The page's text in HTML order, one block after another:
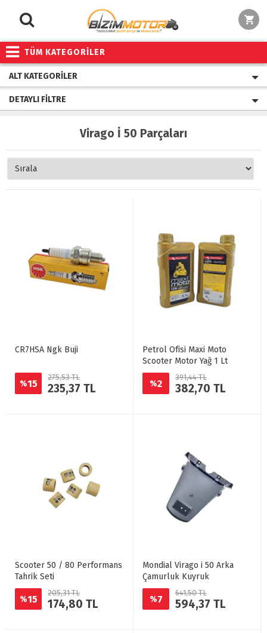
TÜM KATEGORİLER
ALT KATEGORILER
DETAYLI FILTRE
Virago İ 50 Parçaları
CR7HSA Ngk Buji
%15
275,53 TL
235,37 TL
Petrol Ofisi Maxi Moto
Scooter Motor Yağ 1 Lt
%2
391,44 TL
382,70 TL
Scooter 50 / 80 Performans
Tahrik Seti
%15
205,31 TL
174,80 TL
Mondial Virago i 50 Arka
Çamurluk Kuyruk
%7
641,50 TL
594,37 TL